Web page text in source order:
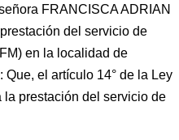
FRANCISCA ADRIAN
del servicio de
en la localidad de
el artículo 14° de la Ley
la prestación del servicio de